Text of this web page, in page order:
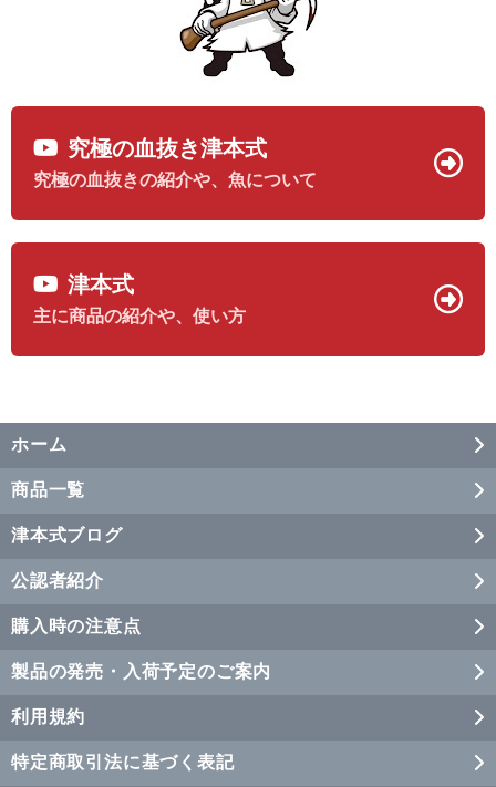
究極の血抜き津本式
究極の血抜きの紹介や、魚について
津本式
主に商品の紹介や、使い方
ホーム
商品一覧
津本式ブログ
公認者紹介
購入時の注意点
製品の発売・入荷予定のご案内
利用規約
特定商取引法に基づく表記